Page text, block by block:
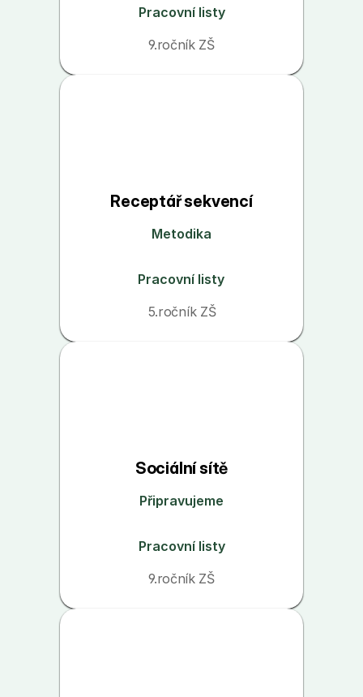
Pracovní listy
9.ročník ZŠ
Receptář sekvencí
Metodika
Pracovní listy
5.ročník ZŠ
Sociální sítě
Připravujeme
Pracovní listy
9.ročník ZŠ